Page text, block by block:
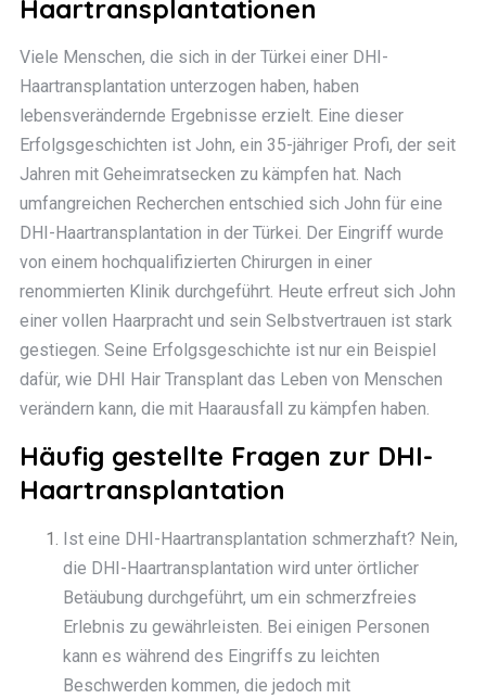
Haartransplantationen
Viele Menschen, die sich in der Türkei einer DHI-
Haartransplantation unterzogen haben, haben
lebensverändernde Ergebnisse erzielt. Eine dieser
Erfolgsgeschichten ist John, ein 35-jähriger Profi, der seit
Jahren mit Geheimratsecken zu kämpfen hat. Nach
umfangreichen Recherchen entschied sich John für eine
DHI-Haartransplantation in der Türkei. Der Eingriff wurde
von einem hochqualifizierten Chirurgen in einer
renommierten Klinik durchgeführt. Heute erfreut sich John
einer vollen Haarpracht und sein Selbstvertrauen ist stark
gestiegen. Seine Erfolgsgeschichte ist nur ein Beispiel
dafür, wie DHI Hair Transplant das Leben von Menschen
verändern kann, die mit Haarausfall zu kämpfen haben.
Häufig gestellte Fragen zur DHI-
Haartransplantation
Ist eine DHI-Haartransplantation schmerzhaft? Nein,
die DHI-Haartransplantation wird unter örtlicher
Betäubung durchgeführt, um ein schmerzfreies
Erlebnis zu gewährleisten. Bei einigen Personen
kann es während des Eingriffs zu leichten
Beschwerden kommen, die jedoch mit